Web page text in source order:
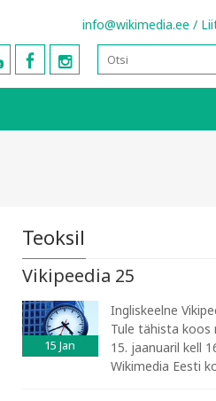
info@wikimedia.ee /
Teoksil
Vikipeedia 25
15 Jan
Ingliskeelne
Tule tähista koos
15. jaanuaril kell
Wikimedia Eesti